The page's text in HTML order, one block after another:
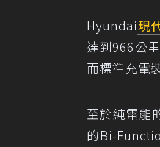
Hyundai現
達到966公
而標準充電
至於純電能
的Bi-